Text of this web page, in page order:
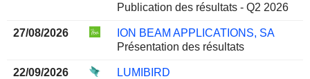
Publication des résultats - Q2 2026
27/08/2026
ION BEAM APPLICATIONS, SA
Présentation des résultats
22/09/2026
LUMIBIRD